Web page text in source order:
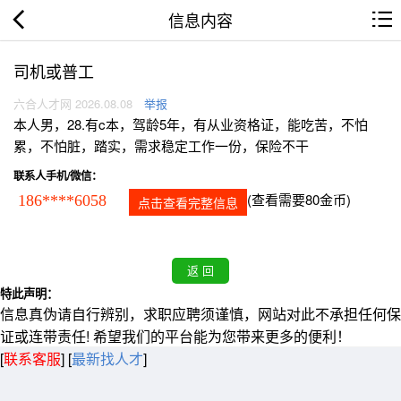
信息内容
司机或普工
六合人才网 2026.08.08 举报
本人男，28.有c本，驾龄5年，有从业资格证，能吃苦，不怕
累，不怕脏，踏实，需求稳定工作一份，保险不干
联系人手机/微信：
186****6058 点击查看完整信息 (查看需要80金币)
特此声明：
信息真伪请自行辨别，求职应聘须谨慎，网站对此不承担任何保
证或连带责任! 希望我们的平台能为您带来更多的便利！
[联系客服] [最新找人才]